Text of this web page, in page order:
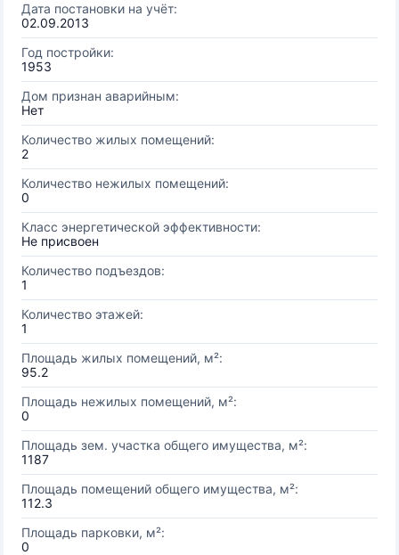
Дата постановки на учёт:
02.09.2013
Год постройки:
1953
Дом признан аварийным:
Нет
Количество жилых помещений:
2
Количество нежилых помещений:
0
Класс энергетической эффективности:
Не присвоен
Количество подъездов:
1
Количество этажей:
1
Площадь жилых помещений, м²:
95.2
Площадь нежилых помещений, м²:
0
Площадь зем. участка общего имущества, м²:
1187
Площадь помещений общего имущества, м²:
112.3
Площадь парковки, м²:
0